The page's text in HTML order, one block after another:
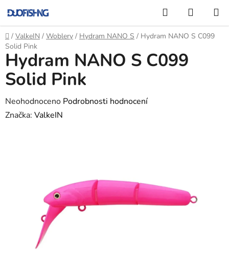
na
obsah
Hledat
KOŠÍK
Domů
/ ValkeIN / Woblery / Hydram NANO S / Hydram NANO S C099
Solid Pink
Hydram NANO S C099
Solid Pink
Průměrné
hodnocení
Neohodnoceno Podrobnosti hodnocení
Značka: ValkeIN